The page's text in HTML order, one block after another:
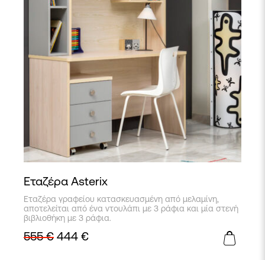
Εταζέρα Asterix
Εταζέρα γραφείου κατασκευασμένη από μελαμίνη,
αποτελείται από ένα ντουλάπι με 3 ράφια και μία στενή
βιβλιοθήκη με 3 ράφια.
555€ 444 €